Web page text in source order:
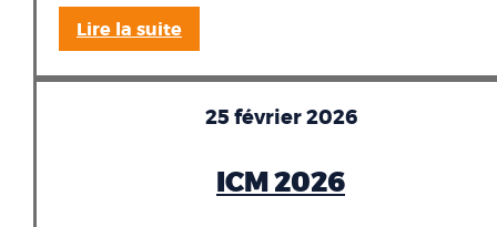
Lire la suite
25 février 2026
ICM 2026